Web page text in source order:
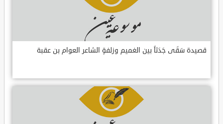
قصيدة سَقَى جَدَثاً بين الغميم وزلفةٍ الشاعر العوام بن عقبة